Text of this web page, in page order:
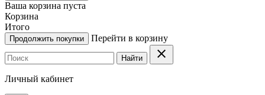
Ваша корзина пуста
Корзина
Итого
Продолжить покупки Перейти в корзину
Найти clear
Личный кабинет